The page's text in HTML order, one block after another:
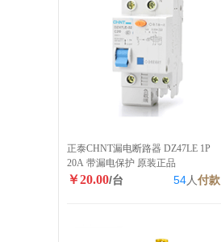
正泰CHNT漏电断路器 DZ47LE 1P
20A 带漏电保护 原装正品
￥20.00/台 54人付款